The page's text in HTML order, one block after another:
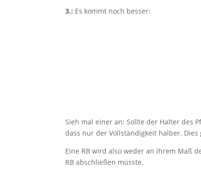
3.: Es kommt noch besser:
Sieh mal einer an: Sollte der Halter des
dass nur der Vollständigkeit halber.
Eine RB wird also weder an ihrem Maß
RB abschließen müsste.